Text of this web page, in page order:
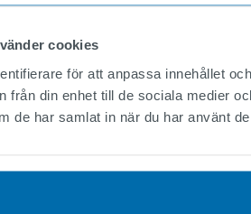
cookies
för att anpassa innehållet
från din enhet till de sociala medier
de har samlat in när du har använt